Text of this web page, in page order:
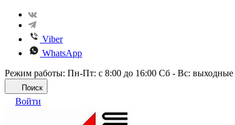
Viber
WhatsApp
Режим работы: Пн-Пт: с 8:00 до 16:00 Сб - Вс: выходные
Поиск
Войти